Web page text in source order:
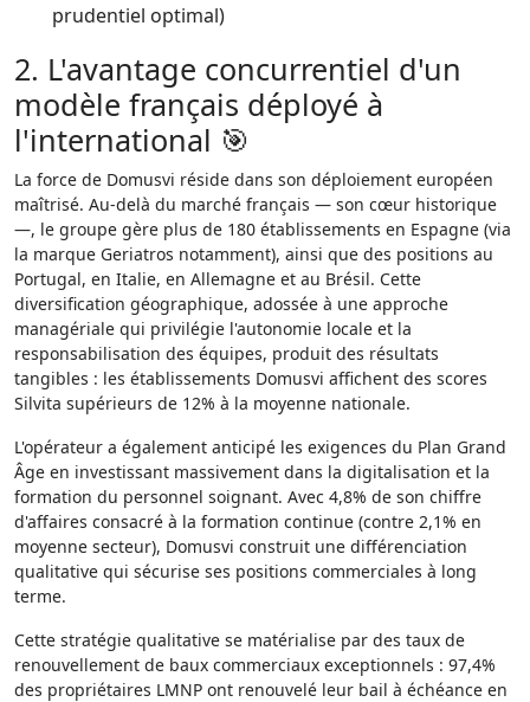
prudentiel optimal)
2. L'avantage concurrentiel d'un
modèle français déployé à
l'international 🎯
La force de Domusvi réside dans son déploiement européen
maîtrisé. Au-delà du marché français — son cœur historique
—, le groupe gère plus de 180 établissements en Espagne (via
la marque Geriatros notamment), ainsi que des positions au
Portugal, en Italie, en Allemagne et au Brésil. Cette
diversification géographique, adossée à une approche
managériale qui privilégie l'autonomie locale et la
responsabilisation des équipes, produit des résultats
tangibles : les établissements Domusvi affichent des scores
Silvita supérieurs de 12% à la moyenne nationale.
L'opérateur a également anticipé les exigences du Plan Grand
Âge en investissant massivement dans la digitalisation et la
formation du personnel soignant. Avec 4,8% de son chiffre
d'affaires consacré à la formation continue (contre 2,1% en
moyenne secteur), Domusvi construit une différenciation
qualitative qui sécurise ses positions commerciales à long
terme.
Cette stratégie qualitative se matérialise par des taux de
renouvellement de baux commerciaux exceptionnels : 97,4%
des propriétaires LMNP ont renouvelé leur bail à échéance en